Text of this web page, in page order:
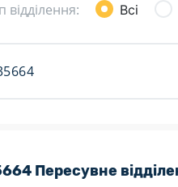
відділення: Всі
Пересувне